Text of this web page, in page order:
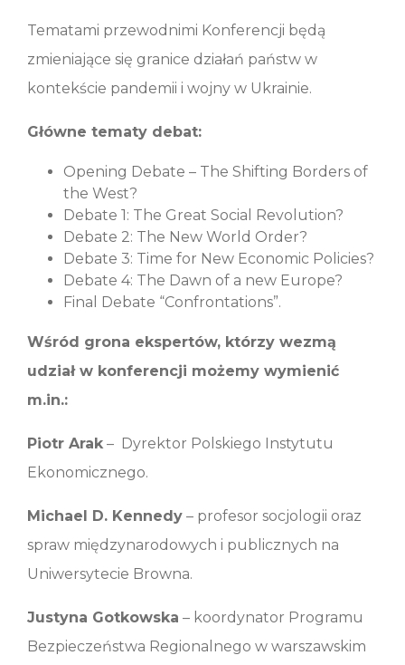
Tematami przewodnimi Konferencji będą
zmieniające się granice działań państw w
kontekście pandemii i wojny w Ukrainie.
Główne tematy debat:
Opening Debate – The Shifting Borders of
the West?
Debate 1: The Great Social Revolution?
Debate 2: The New World Order?
Debate 3: Time for New Economic Policies?
Debate 4: The Dawn of a new Europe?
Final Debate “Confrontations”.
Wśród grona ekspertów, którzy wezmą
udział w konferencji możemy wymienić
m.in.:
Piotr Arak – Dyrektor Polskiego Instytutu
Ekonomicznego.
Michael D. Kennedy – profesor socjologii oraz
spraw międzynarodowych i publicznych na
Uniwersytecie Browna.
Justyna Gotkowska – koordynator Programu
Bezpieczeństwa Regionalnego w warszawskim